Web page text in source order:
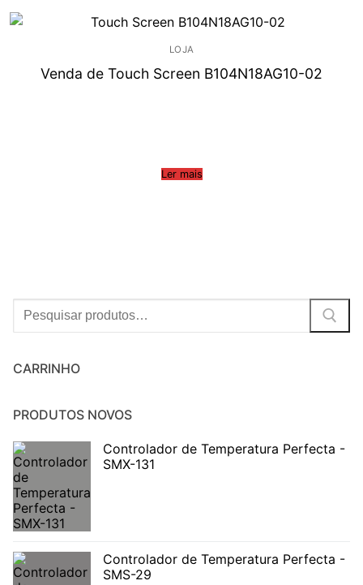
LOJA
Venda de Touch Screen B104N18AG10-02
Ler mais
Procurar:
CARRINHO
PRODUTOS NOVOS
Controlador de Temperatura Perfecta -
SMX-131
Controlador de Temperatura Perfecta -
SMS-29